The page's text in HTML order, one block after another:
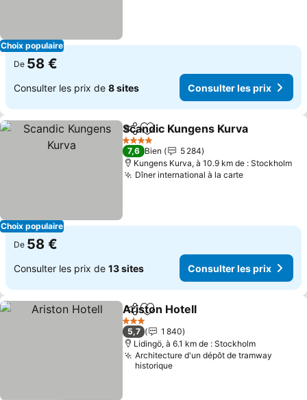
Choix populaire
De 58 €
Consulter les prix de 8 sites Consulter les prix
Choix populaire
PartagerAjouter à mes favoris
Scandic Kungens Kurva
4 Étoiles
7,6 Bien
5 284
Kungens Kurva, à 10.9 km de : Stockholm
Dîner international à la carteConsulter
De 58 €
Consulter les prix de 13 sites Consulter les prix
PartagerAjouter à mes favoris
Ariston Hotell
3 Étoiles
5,7
1 840
Lidingö, à 6.1 km de : Stockholm
Architecture d'un dépôt de tramway
historique